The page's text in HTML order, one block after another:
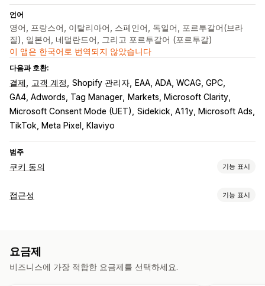
언어
영어, 프랑스어, 이탈리아어, 스페인어, 독일어, 포르투갈어(브라
질), 일본어, 네덜란드어, 그리고 포르투갈어 (포르투갈)
이 앱은 한국어로 번역되지 않았습니다
다음과 호환:
결제 고객 계정 Shopify 관리자
EAA, ADA, WCAG, GPC
GA4, Adwords, Tag Manager
Markets, Microsoft Clarity
Microsoft Consent Mode (UET)
Sidekick, A11y, Microsoft Ads
TikTok, Meta Pixel, Klaviyo
범주
쿠키 동의 기능 표시
표시 옵션
개인정보 보호 규정 준수
접근성 기능 표시
접근성 도구
요금제
비즈니스에 가장 적합한 요금제를 선택하세요.